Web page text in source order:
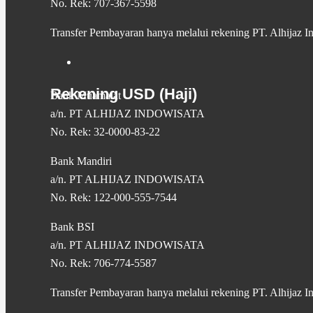
No. Rek: 707-367-5598
Transfer Pembayaran hanya melalui rekening PT. Alhijaz
Rekening USD (Haji)
Bank Muamalat
a/n. PT ALHIJAZ INDOWISATA
No. Rek: 32-0000-83-22
Bank Mandiri
a/n. PT ALHIJAZ INDOWISATA
No. Rek: 122-000-555-7544
Bank BSI
a/n. PT ALHIJAZ INDOWISATA
No. Rek: 706-774-5587
Transfer Pembayaran hanya melalui rekening PT. Alhijaz